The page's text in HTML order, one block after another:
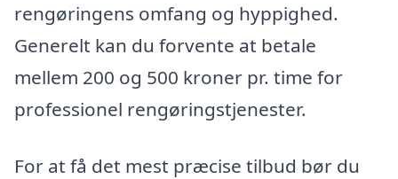
rengøringens omfang og hyppighed.
Generelt kan du forvente at betale
mellem 200 og 500 kroner pr. time for
professionel rengøringstjenester.
For at få det mest præcise tilbud bør du